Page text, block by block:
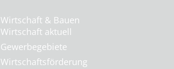
Wirtschaft & Bauen
Wirtschaft aktuell
Gewerbegebiete
Wirtschaftsförderung